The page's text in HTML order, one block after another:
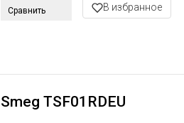
Сравнить В избранное
Smeg TSF01RDEU